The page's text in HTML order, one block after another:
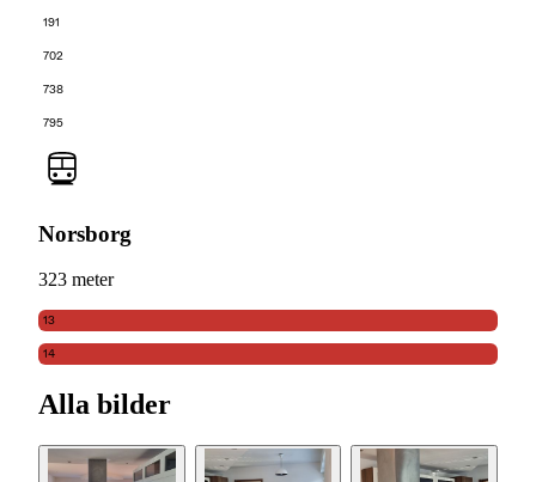
191
702
738
795
Norsborg
323 meter
13
14
Alla bilder